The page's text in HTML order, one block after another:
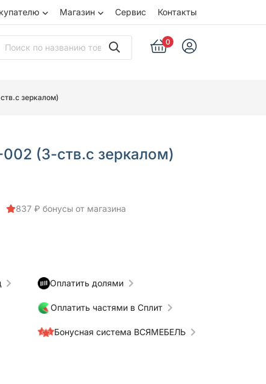
Магазин Сервис Контакты
0
зеркалом)
(3-ств.с зеркалом)
837 ₽ бонусы от магазина
Оплатить долями
Оплатить частями в Сплит
Бонусная система ВСЯМЕБЕЛЬ